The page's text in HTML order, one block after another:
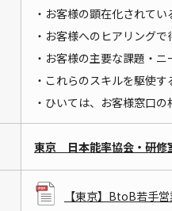
・お客様の顕在化されて
・お客様へのヒアリング
・お客様の主要な課題・
・これらのスキルを駆使
・ひいては、お客様窓口
東京 日本能率協会・研修
【東京】BtoB若手